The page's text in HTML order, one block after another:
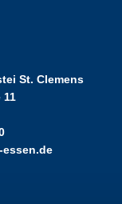
St. Clemens
11